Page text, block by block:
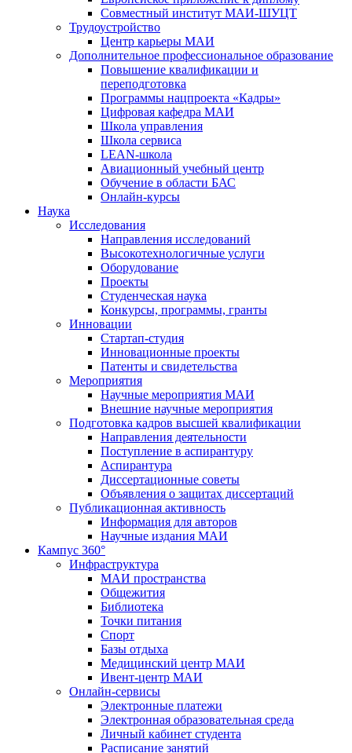
Совместный институт МАИ-ШУЦТ
Трудоустройство
Центр карьеры МАИ
Дополнительное профессиональное образование
Повышение квалификации и
переподготовка
Программы нацпроекта «Кадры»
Цифровая кафедра МАИ
Школа управления
Школа сервиса
LEAN-школа
Авиационный учебный центр
Обучение в области БАС
Онлайн-курсы
Наука
Исследования
Направления исследований
Высокотехнологичные услуги
Оборудование
Проекты
Студенческая наука
Конкурсы, программы, гранты
Инновации
Стартап-студия
Инновационные проекты
Патенты и свидетельства
Мероприятия
Научные мероприятия МАИ
Внешние научные мероприятия
Подготовка кадров высшей квалификации
Направления деятельности
Поступление в аспирантуру
Аспирантура
Диссертационные советы
Объявления о защитах диссертаций
Публикационная активность
Информация для авторов
Научные издания МАИ
Кампус 360°
Инфраструктура
МАИ пространства
Общежития
Библиотека
Точки питания
Спорт
Базы отдыха
Медицинский центр МАИ
Ивент-центр МАИ
Онлайн-сервисы
Электронные платежи
Электронная образовательная среда
Личный кабинет студента
Расписание занятий